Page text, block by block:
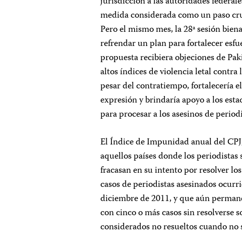
medida considerada como un paso
Pero el mismo mes, la 28ª sesión
refrendar un plan para fortalecer
propuesta recibiera objeciones de
altos índices de violencia letal contra
pesar del contratiempo, fortalecería
expresión y brindaría apoyo a los
para procesar a los asesinos de
El Índice de Impunidad anual del
aquellos países donde los
fracasan en su intento por resolver
casos de periodistas asesinados
diciembre de 2011, y que aún
con cinco o más casos sin resolverse
considerados no resueltos cuando